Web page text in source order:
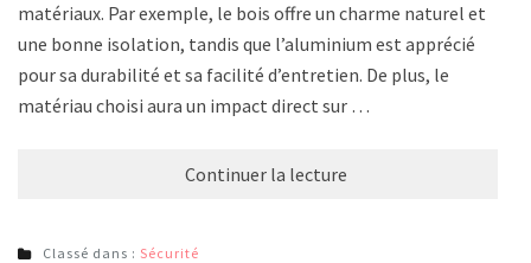
matériaux. Par exemple, le bois offre un charme naturel et
une bonne isolation, tandis que l’aluminium est apprécié
pour sa durabilité et sa facilité d’entretien. De plus, le
matériau choisi aura un impact direct sur …
Continuer la lecture
Classé dans : Sécurité